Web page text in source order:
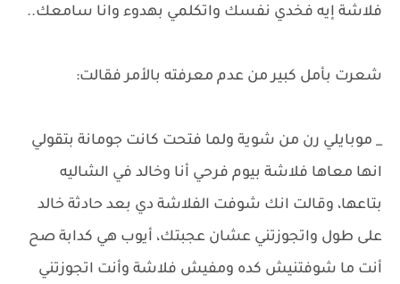
فلاشة إيه فخدي نفسك واتكلمي بهدوء وانا سامعك..
شعرت بأمل كبير من عدم معرفته بالأمر فقالت:
_ موبايلي رن من شوية ولما فتحت كانت جومانة بتقولي
انها معاها فلاشة بيوم فرحي أنا وخالد في الشاليه
بتاعها، وقالت انك شوفت الفلاشة دي بعد حادثة خالد
على طول واتجوزتني عشان عجبتك، أيوب هي كدابة صح
أنت ما شوفتنيش كده ومفيش فلاشة وأنت اتجوزتني